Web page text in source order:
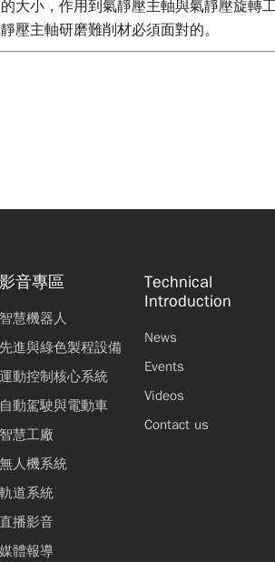
小，作用到氣靜壓主軸與氣靜壓旋轉
壓主軸研磨難削材必須面對的。
影音專區
智慧機器人
先進與綠色製程設備
運動控制核心系統
自動駕駛與電動車
智慧工廠
無人機系統
軌道系統
直播影音
媒體報導
Technical
Introduction
News
Events
Videos
Contact us